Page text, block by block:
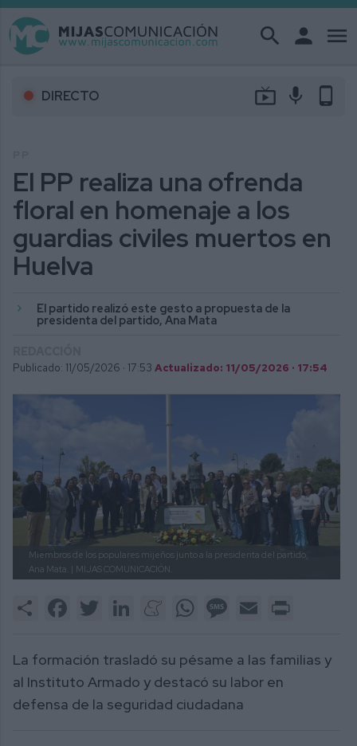
search person menu
DIRECTO live_tv mic phone_android
El PP realiza una ofrenda
floral en homenaje a los
guardias civiles muertos en
Huelva
El partido realizó este gesto a propuesta de la
presidenta del partido, Ana Mata
Publicado: 11/05/2026 · 17:53 Actualizado: 11/05/2026 · 17:54
Miembros de los populares mijeños junto a la presidenta del partido,
Ana Mata. | MIJAS COMUNICACIÓN.
Share FacebookTwitter LinkedInMeneameWhatsAppMessage
Email
La formación trasladó su pésame a las familias y
al Instituto Armado y destacó su labor en
defensa de la seguridad ciudadana